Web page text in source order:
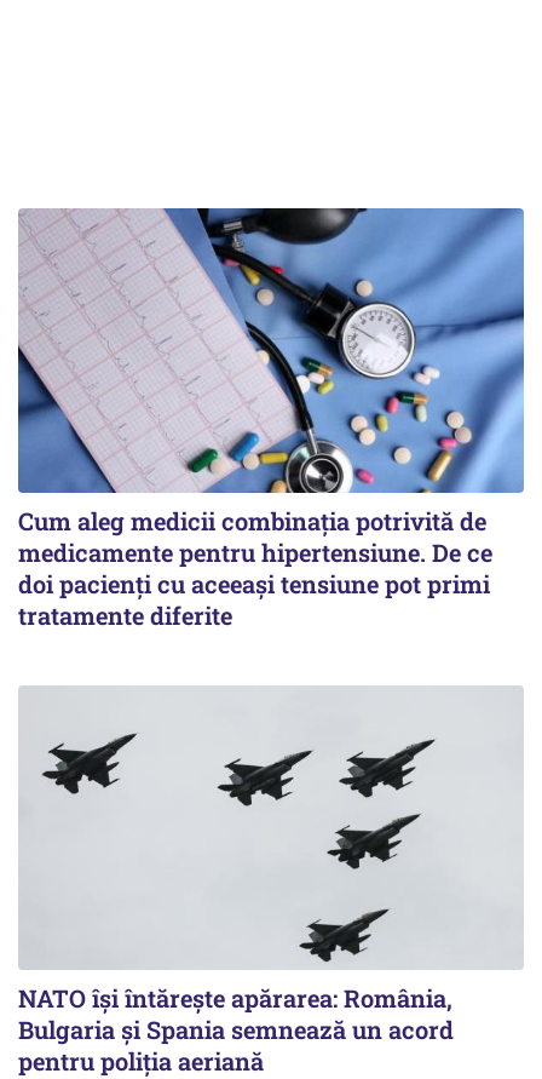
Cum aleg medicii combinația potrivită de
medicamente pentru hipertensiune. De ce
doi pacienți cu aceeași tensiune pot primi
tratamente diferite
NATO își întărește apărarea: România,
Bulgaria și Spania semnează un acord
pentru poliția aeriană